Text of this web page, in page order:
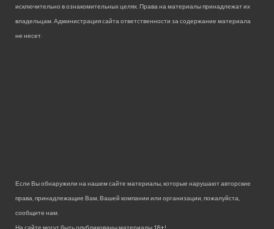
исключительно в ознакомительных целях. Права на материалы принадлежат их
владельцам. Администрация сайта ответственности за содержание материала
не несет.
Если Вы обнаружили на нашем сайте материалы, которые нарушают авторские
права, принадлежащие Вам, Вашей компании или организации, пожалуйста,
сообщите нам.
На сайте могут быть опубликованы материалы 18+!